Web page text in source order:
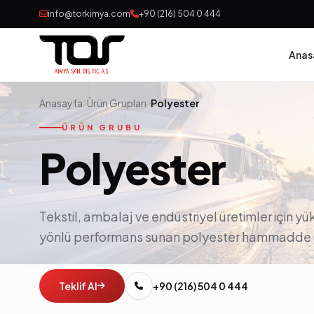
info@torkimya.com +90 (216) 504 0 444
Anasayfa Ürün Grupları Polyester
ÜRÜN GRUBU
Polyester
Tekstil, ambalaj ve endüstriyel üretimler için
yönlü performans sunan polyester hammadde
Teklif Al +90 (216) 504 0 444